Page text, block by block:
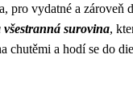
pro vydatné a zároveň
surovina,
chutěmi a hodí se do